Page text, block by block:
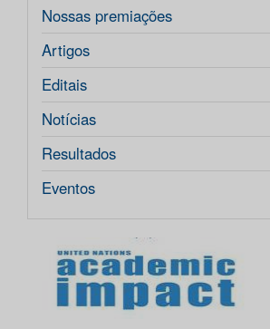
Nossas premiações
Artigos
Editais
Notícias
Resultados
Eventos